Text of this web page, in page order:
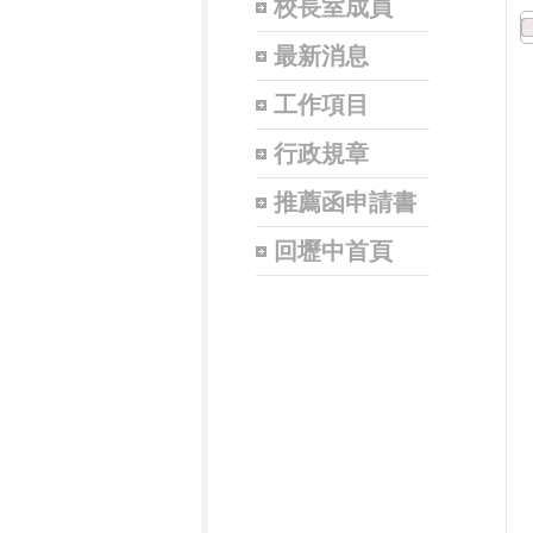
校長室成員
最新消息
工作項目
行政規章
推薦函申請書
回壢中首頁